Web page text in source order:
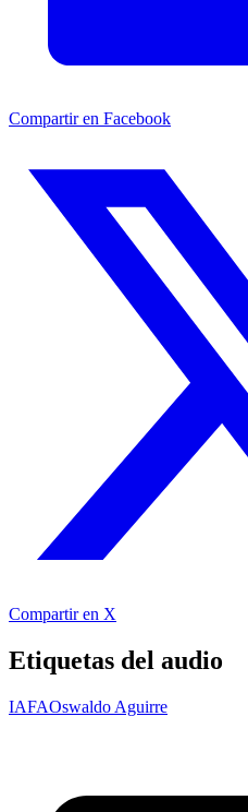
Compartir en Facebook
Compartir en X
Etiquetas del audio
IAFAOswaldo Aguirre